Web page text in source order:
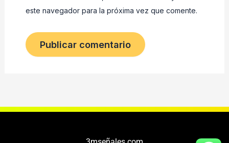
este navegador para la próxima vez que comente.